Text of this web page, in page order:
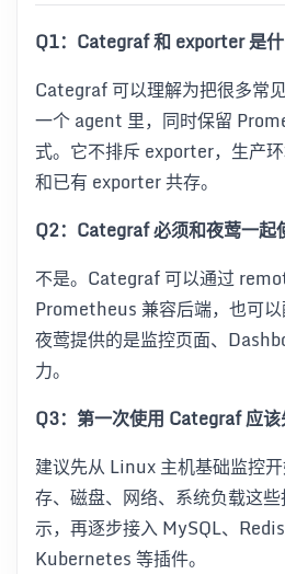
Q1：Categraf 和 exporter 是什
Categraf 可以理解为把很多常
一个 agent 里，同时保留
式。它不排斥 exporter，生产
和已有 exporter 共存。
Q2：Categraf 必须和夜莺一起
不是。Categraf 可以通过
Prometheus 兼容后端，也可以
夜莺提供的是监控页面、
力。
Q3：第一次使用 Categraf 应该
建议先从 Linux 主机基础监控
存、磁盘、网络、系统负载这
示，再逐步接入 MySQL、
Kubernetes 等插件。